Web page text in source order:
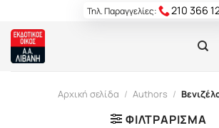
content
Τηλ. Παραγγελίες: 210 366
Αρχική σελίδα / Authors /
ΦΙΛΤΡΆΡΙΣΜΑ